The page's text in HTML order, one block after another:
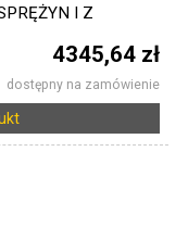
I Z
4345,64 zł
dostępny na zamówienie